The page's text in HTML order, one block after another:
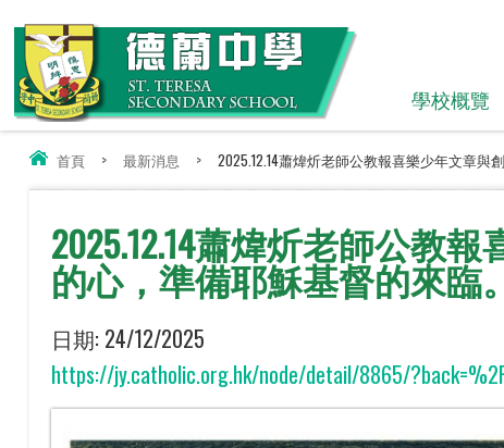
學校概覽
首頁 > 最新消息 > 2025.12.14蕭煒炘老師公教報喜樂少年文章與
2025.12.14蕭煒炘老師公教
的心，準備耶穌基督的來臨
日期: 24/12/2025
https://jy.catholic.org.hk/node/detail/8865/